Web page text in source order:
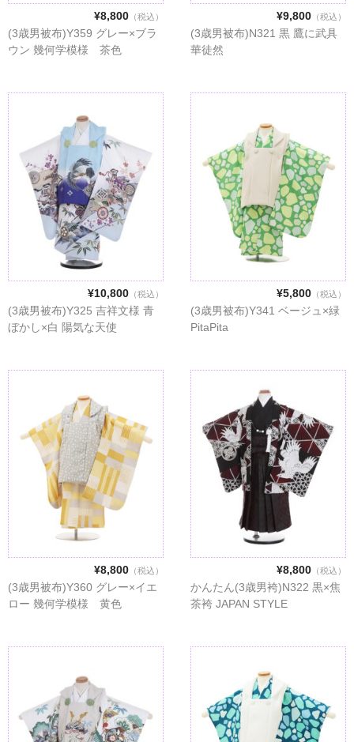
¥8,800（税込）
(3歳男被布)Y359 グレー×ブラ
ウン 幾何学模様 茶色
¥9,800（税込）
(3歳男被布)N321 黒 鷹に武具
華徒然
¥10,800（税込）
(3歳男被布)Y325 吉祥文様 青
ぼかし×白 陽気な天使
¥5,800（税込）
(3歳男被布)Y341 ベージュ×緑
PitaPita
¥8,800（税込）
(3歳男被布)Y360 グレー×イエ
ロー 幾何学模様 黄色
¥8,800（税込）
かんたん(3歳男袴)N322 黒×焦
茶袴 JAPAN STYLE